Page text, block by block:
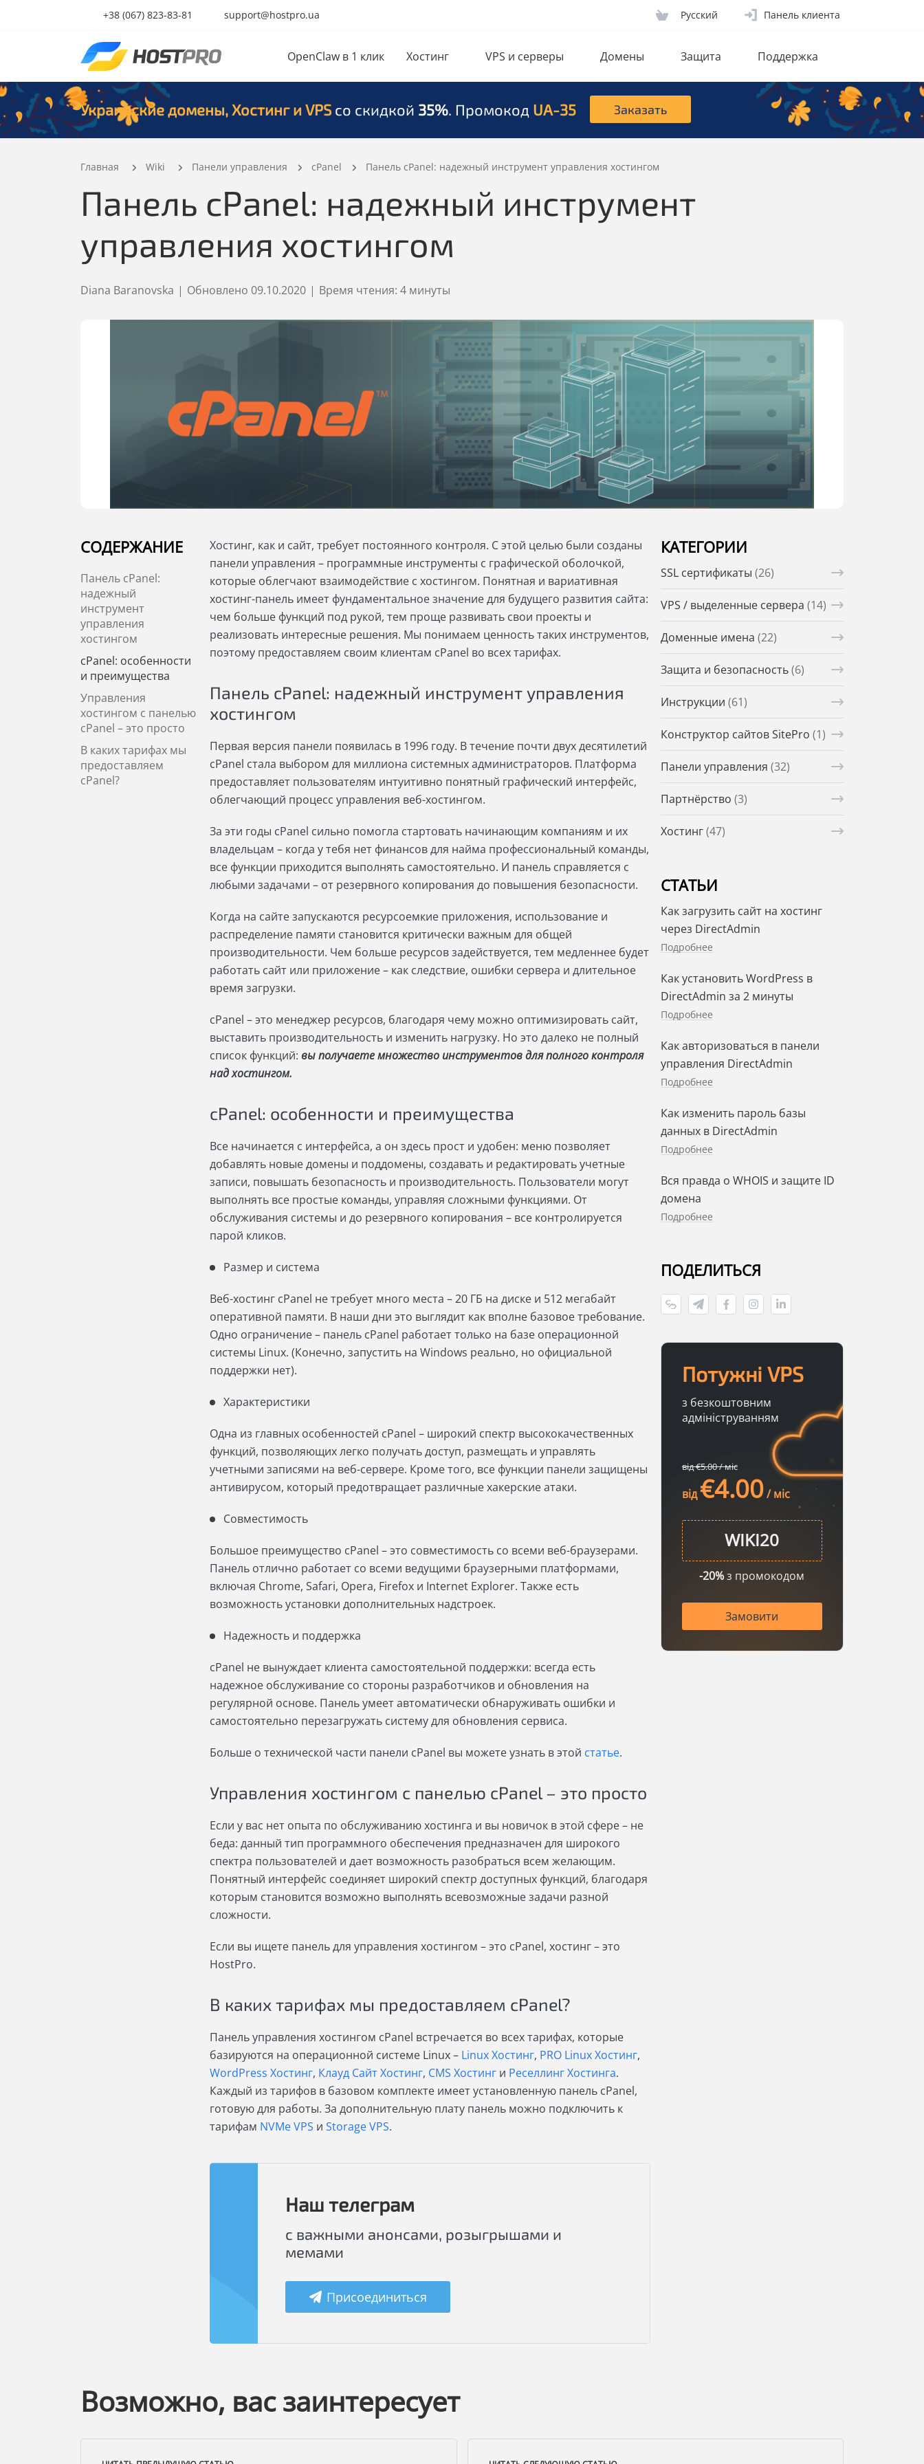
+38 (067) 823-83-81 support@hostpro.ua Русcкий Панель клиента
OpenClaw в 1 клик Хостинг VPS и серверы Домены Защита Поддержка
Украинские домены, Хостинг и VPS со скидкой 35%. Промокод UA-35 Заказать
Главная Wiki Панели управления сPanel Панель cPanel: надежный инструмент управления хостингом
Панель cPanel: надежный инструмент
управления хостингом
Diana Baranovska | Обновлено 09.10.2020 | Время чтения: 4 минуты
СОДЕРЖАНИЕ
Панель cPanel:
надежный
инструмент
управления
хостингом
cPanel: особенности
и преимущества
Управления
хостингом с панелью
cPanel – это просто
В каких тарифах мы
предоставляем
cPanel?
Хостинг, как и сайт, требует постоянного контроля. С этой целью были созданы
панели управления – программные инструменты с графической оболочкой,
которые облегчают взаимодействие с хостингом. Понятная и вариативная
хостинг-панель имеет фундаментальное значение для будущего развития сайта:
чем больше функций под рукой, тем проще развивать свои проекты и
реализовать интересные решения. Мы понимаем ценность таких инструментов,
поэтому предоставляем своим клиентам cPanel во всех тарифах.
Панель cPanel: надежный инструмент управления
хостингом
Первая версия панели появилась в 1996 году. В течение почти двух десятилетий
cPanel стала выбором для миллиона системных администраторов. Платформа
предоставляет пользователям интуитивно понятный графический интерфейс,
облегчающий процесс управления веб-хостингом.
За эти годы cPanel сильно помогла стартовать начинающим компаниям и их
владельцам – когда у тебя нет финансов для найма профессиональный команды,
все функции приходится выполнять самостоятельно. И панель справляется с
любыми задачами – от резервного копирования до повышения безопасности.
Когда на сайте запускаются ресурсоемкие приложения, использование и
распределение памяти становится критически важным для общей
производительности. Чем больше ресурсов задействуется, тем медленнее будет
работать сайт или приложение – как следствие, ошибки сервера и длительное
время загрузки.
cPanel – это менеджер ресурсов, благодаря чему можно оптимизировать сайт,
выставить производительность и изменить нагрузку. Но это далеко не полный
список функций: вы получаете множество инструментов для полного контроля
над хостингом.
cPanel: особенности и преимущества
Все начинается с интерфейса, а он здесь прост и удобен: меню позволяет
добавлять новые домены и поддомены, создавать и редактировать учетные
записи, повышать безопасность и производительность. Пользователи могут
выполнять все простые команды, управляя сложными функциями. От
обслуживания системы и до резервного копирования – все контролируется
парой кликов.
Размер и система
Веб-хостинг cPanel не требует много места – 20 ГБ на диске и 512 мегабайт
оперативной памяти. В наши дни это выглядит как вполне базовое требование.
Одно ограничение – панель cPanel работает только на базе операционной
системы Linux. (Конечно, запустить на Windows реально, но официальной
поддержки нет).
Характеристики
Одна из главных особенностей cPanel – широкий спектр высококачественных
функций, позволяющих легко получать доступ, размещать и управлять
учетными записями на веб-сервере. Кроме того, все функции панели защищены
антивирусом, который предотвращает различные хакерские атаки.
Совместимость
Большое преимущество cPanel – это совместимость со всеми веб-браузерами.
Панель отлично работает со всеми ведущими браузерными платформами,
включая Chrome, Safari, Opera, Firefox и Internet Explorer. Также есть
возможность установки дополнительных надстроек.
Надежность и поддержка
cPanel не вынуждает клиента самостоятельной поддержки: всегда есть
надежное обслуживание со стороны разработчиков и обновления на
регулярной основе. Панель умеет автоматически обнаруживать ошибки и
самостоятельно перезагружать систему для обновления сервиса.
Больше о технической части панели cPanel вы можете узнать в этой статье.
Управления хостингом с панелью cPanel – это просто
Если у вас нет опыта по обслуживанию хостинга и вы новичок в этой сфере – не
беда: данный тип программного обеспечения предназначен для широкого
спектра пользователей и дает возможность разобраться всем желающим.
Понятный интерфейс соединяет широкий спектр доступных функций, благодаря
которым становится возможно выполнять всевозможные задачи разной
сложности.
Если вы ищете панель для управления хостингом – это cPanel, хостинг – это
HostPro.
В каких тарифах мы предоставляем cPanel?
Панель управления хостингом cPanel встречается во всех тарифах, которые
базируются на операционной системе Linux – Linux Хостинг, PRO Linux Хостинг,
WordPress Хостинг, Клауд Сайт Хостинг, СMS Хостинги Реселлинг Хостинга.
Каждый из тарифов в базовом комплекте имеет установленную панель cPanel,
готовую для работы. За дополнительную плату панель можно подключить к
тарифам NVMe VPS и Storage VPS.
Наш телеграм
с важными анонсами, розыгрышами и
мемами
Присоединиться
КАТЕГОРИИ
SSL сертификаты (26)
VPS / выделенные сервера (14)
Доменные имена (22)
Защита и безопасность(6)
Инструкции (61)
Конструктор сайтов SitePro (1)
Панели управления (32)
Партнёрство (3)
Хостинг(47)
СТАТЬИ
Как загрузить сайт на хостинг
через DirectAdmin
Подробнее
Как установить WordPress в
DirectAdmin за 2 минуты
Подробнее
Как авторизоваться в панели
управления DirectAdmin
Подробнее
Как изменить пароль базы
данных в DirectAdmin
Подробнее
Вся правда о WHOIS и защите ID
домена
Подробнее
ПОДЕЛИТЬСЯ
Потужні VPS
з безкоштовним
адмініструванням
від €5.00 / міс
від€4.00/ міс
-20%з промокодом
Замовити
Возможно, вас заинтересует